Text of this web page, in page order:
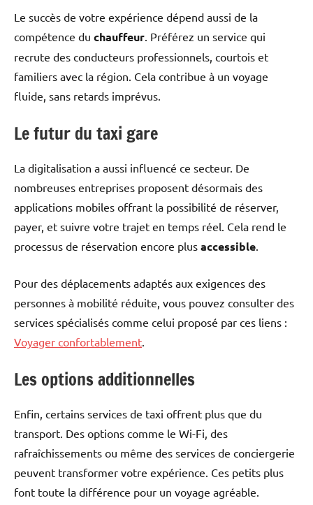
Le succès de votre expérience dépend aussi de la
compétence du chauffeur. Préférez un service qui
recrute des conducteurs professionnels, courtois et
familiers avec la région. Cela contribue à un voyage
fluide, sans retards imprévus.
Le futur du taxi gare
La digitalisation a aussi influencé ce secteur. De
nombreuses entreprises proposent désormais des
applications mobiles offrant la possibilité de réserver,
payer, et suivre votre trajet en temps réel. Cela rend le
processus de réservation encore plus accessible.
Pour des déplacements adaptés aux exigences des
personnes à mobilité réduite, vous pouvez consulter des
services spécialisés comme celui proposé par ces liens :
Voyager confortablement.
Les options additionnelles
Enfin, certains services de taxi offrent plus que du
transport. Des options comme le Wi-Fi, des
rafraîchissements ou même des services de conciergerie
peuvent transformer votre expérience. Ces petits plus
font toute la différence pour un voyage agréable.